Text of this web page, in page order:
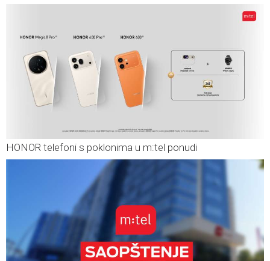
HONOR telefoni s poklonima u m:tel ponudi